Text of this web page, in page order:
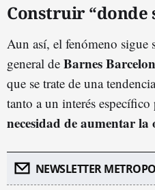
Construir “donde
Aun así, el fenómeno
general de Barnes
que se trate de una
tanto a un interés
necesidad de aumentar la
NEWSLETTER